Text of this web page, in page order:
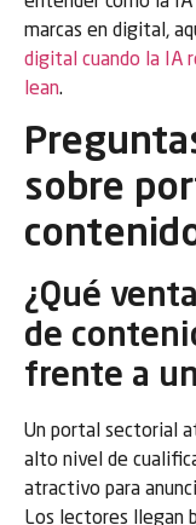
marcas en digital,
digital cuando la IA
lean.
sobre
¿Qué
de
frente a
Un portal sectorial
alto nivel de
atractivo para
Los lectores llegan